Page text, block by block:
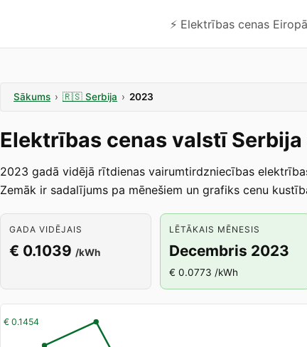
⚡️ Elektrības cenas Eiropā
Sākums › 🇷🇸 Serbija › 2023
Elektrības cenas valstī
2023 gadā vidējā rītdienas vairumtirdzniecības
Zemāk ir sadalījums pa mēnešiem un grafiks cenu
GADA VIDĒJAIS
€ 0.1039 /kWh
LĒTĀKAIS MĒNESIS
Decembris 2023
€ 0.0773 /kWh
€ 0.1454